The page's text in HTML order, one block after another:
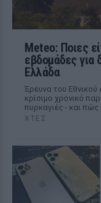
Meteo: Ποιες
εβδομάδες για
Ελλάδα
Έρευνα του
κρίσιμο χρονικό
πυρκαγιές - και πώς
ΧΤΕΣ